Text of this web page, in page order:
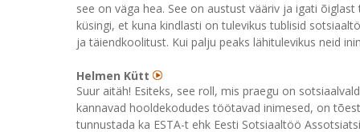
see on väga hea. See on austust vääriv ja igati
küsingi, et kuna kindlasti on tulevikus tublisid
ja täiendkoolitust. Kui palju peaks lähitulevikus neid
Helmen Kütt
Suur aitäh! Esiteks, see roll, mis praegu on
kannavad hooldekodudes töötavad inimesed, on
tunnustada ka ESTA-t ehk Eesti Sotsiaaltöö